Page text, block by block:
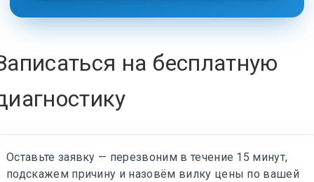
на бесплатную
Оставьте заявку — перезвоним в течение 15 минут,
подскажем причину и назовём вилку цены по вашей